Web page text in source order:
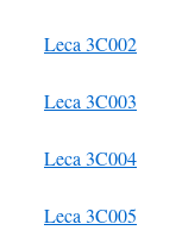
Leca 3C002
Leca 3C003
Leca 3C004
Leca 3C005